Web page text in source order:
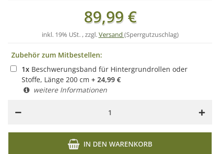
89,99 €
inkl. 19% USt. , zzgl.Versand (Sperrgutzuschlag)
Zubehör zum Mitbestellen:
1x Beschwerungsband für Hintergrundrollen oder
Stoffe, Länge 200 cm + 24,99 €
weitere Informationen
IN DEN WARENKORB